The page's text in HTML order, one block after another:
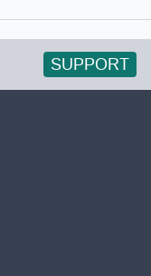
SUPPORT